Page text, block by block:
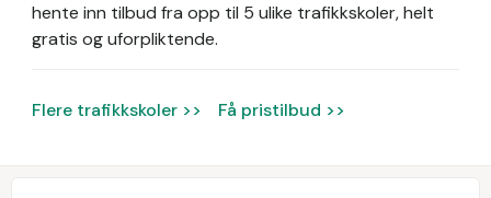
hente inn tilbud fra opp til 5 ulike trafikkskoler, helt
gratis og uforpliktende.
Flere trafikkskoler >> Få pristilbud >>